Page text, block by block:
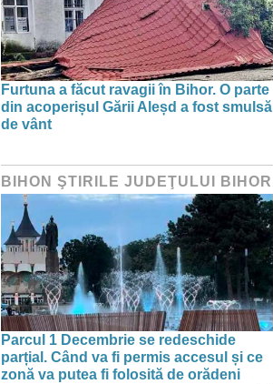
Furtuna a făcut ravagii în Bihor. O parte
din acoperișul Gării Aleșd a fost smulsă
de vânt
BIHON ŞTIRILE JUDEŢULUI BIHOR
Parcul 1 Decembrie se redeschide
parțial. Când va fi permis accesul și ce
zonă va putea fi folosită de orădeni